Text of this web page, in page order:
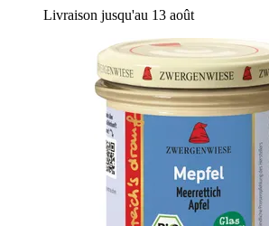
Livraison jusqu'au 13 août